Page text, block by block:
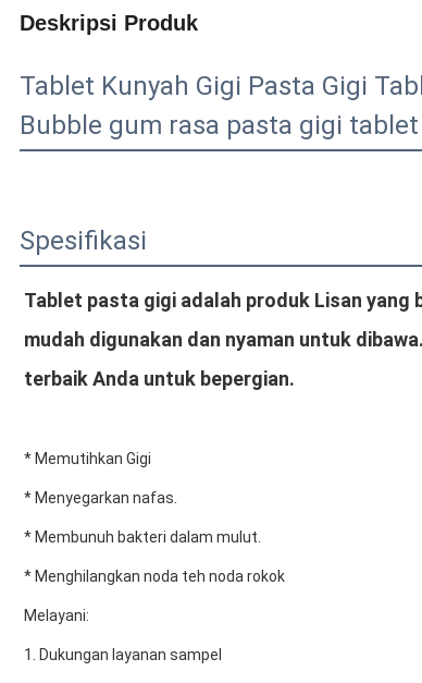
Deskripsi Produk
Tablet Kunyah Gigi Pasta Gigi
Bubble gum rasa pasta gigi tablet
Spesifikasi
Tablet pasta gigi adalah produk Lisan
mudah digunakan dan nyaman untuk
terbaik Anda untuk bepergian.
* Memutihkan Gigi
* Menyegarkan nafas.
* Membunuh bakteri dalam mulut.
* Menghilangkan noda teh noda rokok
Melayani:
1. Dukungan layanan sampel